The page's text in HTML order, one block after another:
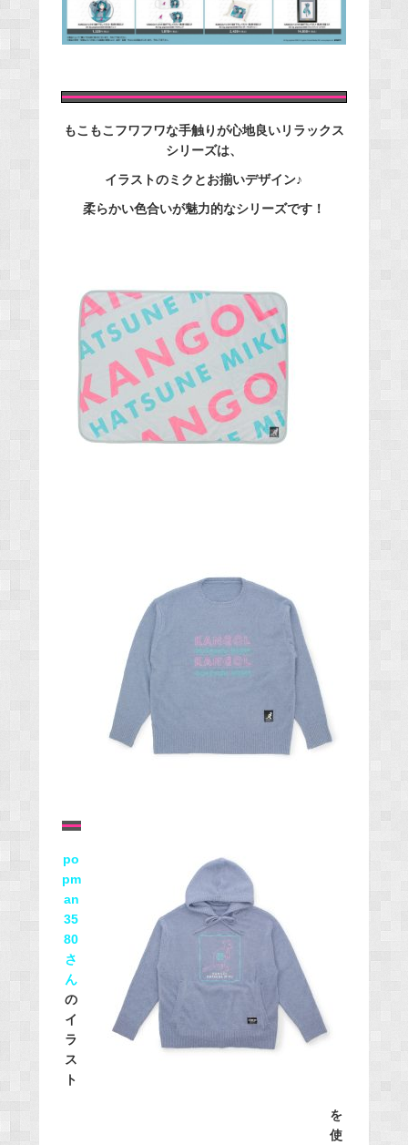
もこもこフワフワな手触りが心地良いリラックス
シリーズは、
イラストのミクとお揃いデザイン♪
柔らかい色合いが魅力的なシリーズです！
po
pm
an
35
80
さ
ん
の
イ
ラ
ス
ト
を
使